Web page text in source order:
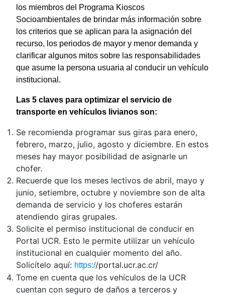
los miembros del Programa Kioscos
Socioambientales de brindar más información sobre
los criterios que se aplican para la asignación del
recurso, los periodos de mayor y menor demanda y
clarificar algunos mitos sobre las responsabilidades
que asume la persona usuaria al conducir un vehículo
institucional.
Las 5 claves para optimizar el servicio de
transporte en vehículos livianos son:
Se recomienda programar sus giras para enero,
febrero, marzo, julio, agosto y diciembre. En estos
meses hay mayor posibilidad de asignarle un
chofer.
Recuerde que los meses lectivos de abril, mayo y
junio, setiembre, octubre y noviembre son de alta
demanda de servicio y los choferes estarán
atendiendo giras grupales.
Solicite el permiso institucional de conducir en
Portal UCR. Esto le permite utilizar un vehículo
institucional en cualquier momento del año.
Solicítelo aquí: https://portal.ucr.ac.cr/
Tome en cuenta que los vehículos de la UCR
cuentan con seguro de daños a terceros y